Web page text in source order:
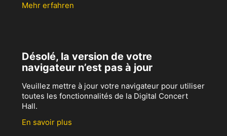
Mehr erfahren
Désolé, la version de votre
navigateur n’est pas à jour
Veuillez mettre à jour votre navigateur pour utiliser
toutes les fonctionnalités de la Digital Concert
Hall.
En savoir plus